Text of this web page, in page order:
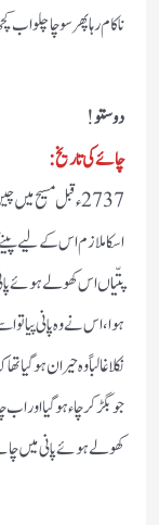
ناکام رہا پھر سوچا چلو
دوستو!
چائے کی تاریخ :
2737 ء قبل مسیح
اسکاملازم اس کے لیے
پتّیاں اس کھولے ہوئے
ہوا، اس نے وہ پانی پیا
نکلا غالباً وہ حیران ہو
جو بگڑ کر چاء ہو گیا اور
کھولے ہوئے پانی میں چائے